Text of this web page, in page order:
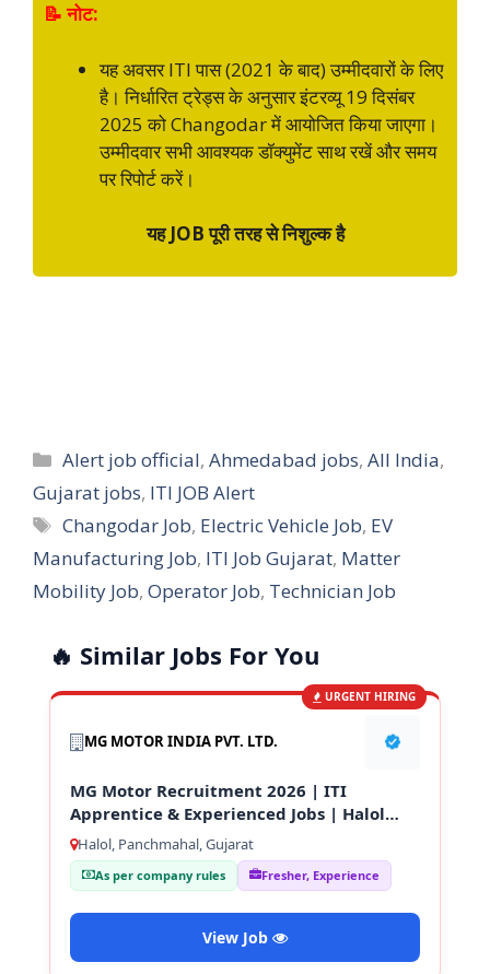
📝 नोट:
यह अवसर ITI पास (2021 के बाद) उम्मीदवारों के लिए
है। निर्धारित ट्रेड्स के अनुसार इंटरव्यू 19 दिसंबर
2025 को Changodar में आयोजित किया जाएगा।
उम्मीदवार सभी आवश्यक डॉक्युमेंट साथ रखें और समय
पर रिपोर्ट करें।
यह JOB पूरी तरह से निशुल्क है
Categories
Alert job official,Ahmedabad jobs,All India,
Gujarat jobs, ITI JOB Alert
Tags
Changodar Job, Electric Vehicle Job, EV
Manufacturing Job, ITI Job Gujarat, Matter
Mobility Job, Operator Job, Technician Job
🔥 Similar Jobs For You
URGENT HIRING
MG MOTOR INDIA PVT. LTD.
MG Motor Recruitment 2026 | ITI
Apprentice & Experienced Jobs | Halol
Gujarat
Halol, Panchmahal, Gujarat
As per company rules Fresher, Experience
View Job